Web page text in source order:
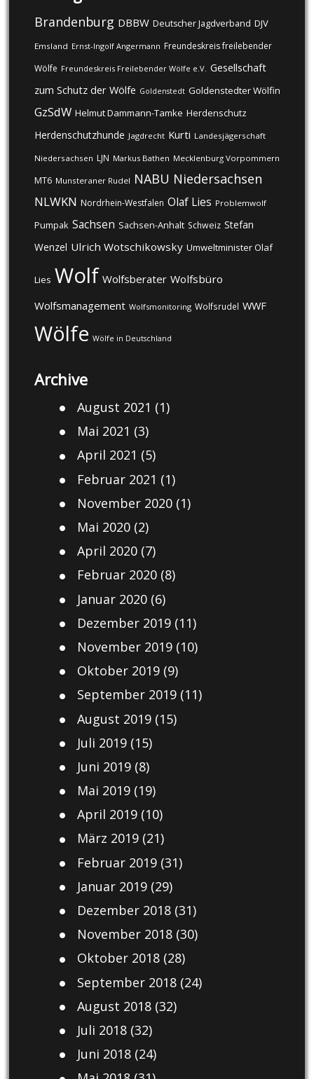
Brandenburg DBBW Deutscher Jagdverband DJV
Emsland Ernst-Ingolf Angermann Freundeskreis freilebender
Wölfe Freundeskreis Freilebender Wölfe e.V. Gesellschaft
zum Schutz der Wölfe Goldenstedt Goldenstedter Wölfin
GzSdW Helmut Dammann-Tamke Herdenschutz
Herdenschutzhunde Jagdrecht Kurti Landesjägerschaft
Niedersachsen LJN Markus Bathen Mecklenburg Vorpommern
MT6 Munsteraner Rudel NABU Niedersachsen
NLWKN Nordrhein-Westfalen Olaf Lies Problemwolf
Pumpak Sachsen Sachsen-Anhalt Schweiz Stefan
Wenzel Ulrich Wotschikowsky Umweltminister Olaf
Lies Wolf Wolfsberater Wolfsbüro
Wolfsmanagement Wolfsmonitoring Wolfsrudel WWF
Wölfe Wölfe in Deutschland
Archive
August 2021 (1)
Mai 2021 (3)
April 2021 (5)
Februar 2021 (1)
November 2020(1)
Mai 2020(2)
April 2020(7)
Februar 2020(8)
Januar 2020(6)
Dezember 2019(11)
November 2019(10)
Oktober 2019(9)
September 2019(11)
August 2019(15)
Juli 2019(15)
Juni 2019(8)
Mai 2019(19)
April 2019(10)
März 2019(21)
Februar 2019(31)
Januar 2019(29)
Dezember 2018(31)
November 2018(30)
Oktober 2018(28)
September 2018(24)
August 2018(32)
Juli 2018(32)
Juni 2018(24)